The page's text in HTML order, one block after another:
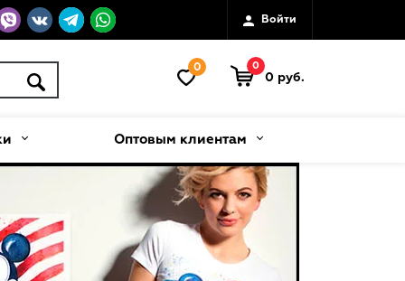
Войти
0 0
0 руб.
Оптовым клиентам